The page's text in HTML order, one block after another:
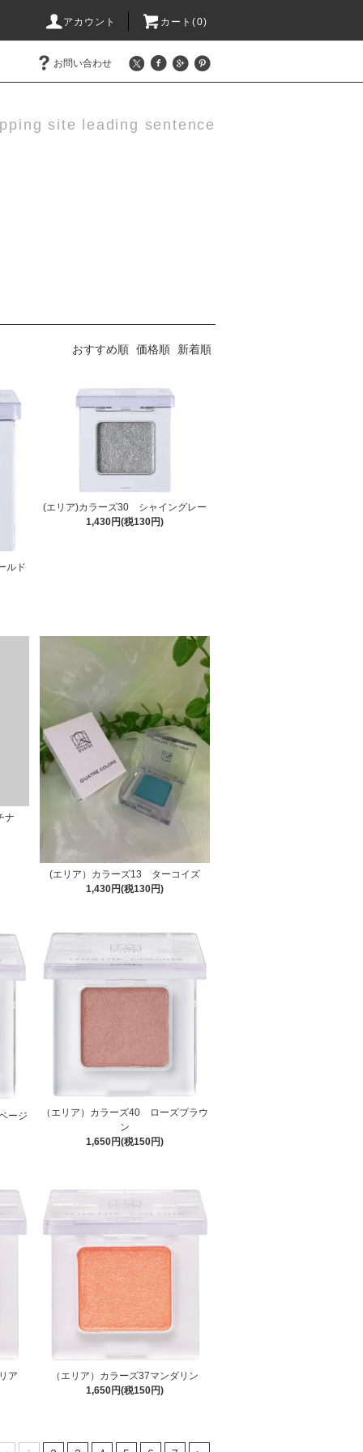
アカウント カート(0)
お問い合わせ
site leading sentence
おすすめ順 価格順 新着順
ルド
(エリア)カラーズ30 シャイングレー
1,430円(税130円)
ナ
(エリア）カラーズ13 ターコイズ
1,430円(税130円)
ージ
（エリア）カラーズ40 ローズブラウ
ン
1,650円(税150円)
ア
（エリア）カラーズ37マンダリン
1,650円(税150円)